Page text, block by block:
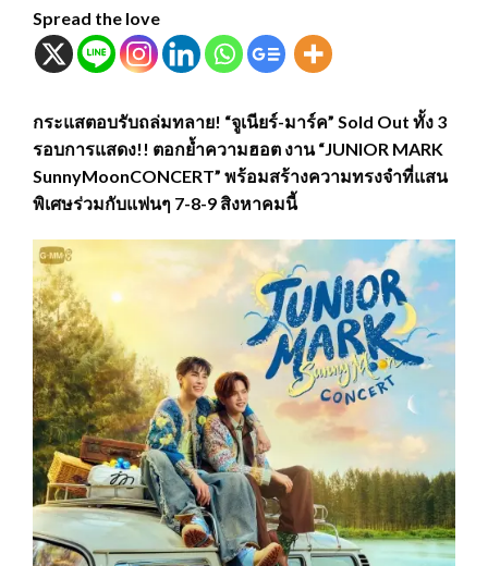
Spread the love
กระแสตอบรับถล่มทลาย! “จูเนียร์-มาร์ค” Sold Out ทั้ง 3
รอบการแสดง!! ตอกย้ำความฮอต งาน “JUNIOR MARK
SunnyMoonCONCERT” พร้อมสร้างความทรงจำที่แสน
พิเศษร่วมกับแฟนๆ 7-8-9 สิงหาคมนี้